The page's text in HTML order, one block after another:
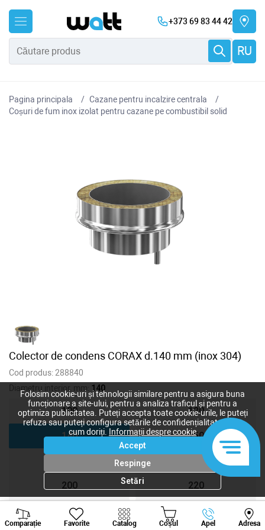
+373 69 83 44 42
RU
Pagina principala
Cazane pentru incalzire centrala
Coșuri de fum inox izolat pentru cazane pe combustibil solid
Colector de condens CORAX d.140 mm (inox 304)
Cod produs:288840
Diametru interior, mm: 140
100 120
140 150
180
200 220
250 300
Comparație Favorite Catalog Coșul Apel Adresa
Viber Whatsapp
Folosim cookie-uri și tehnologii similare pentru a asigura buna
funcționare a site-ului, pentru a analiza traficul și pentru a
optimiza publicitatea. Puteți accepta toate cookie-urile, le puteți
refuza sau puteți configura setările de confidențialitate după
cum doriți.
Informații despre cookie
Accept
Respinge
Setări